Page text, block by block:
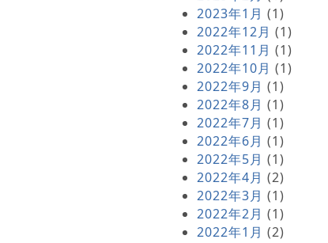
2023年1月 (1)
2022年12月 (1)
2022年11月 (1)
2022年10月 (1)
2022年9月 (1)
2022年8月 (1)
2022年7月 (1)
2022年6月 (1)
2022年5月 (1)
2022年4月 (2)
2022年3月 (1)
2022年2月 (1)
2022年1月 (2)